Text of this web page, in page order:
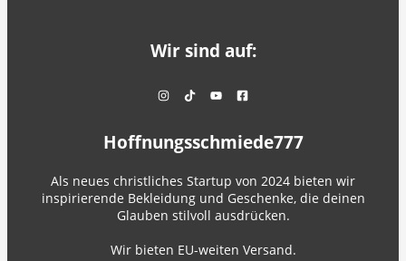
Wir sind auf:
Hoffnungsschmiede777
Als neues christliches Startup von 2024 bieten wir
inspirierende Bekleidung und Geschenke, die deinen
Glauben stilvoll ausdrücken.
Wir bieten EU-weiten Versand.